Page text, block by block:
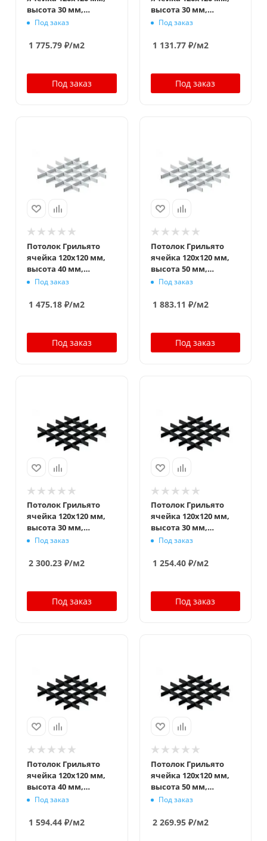
высота 30 мм,
ширина 5 мм, белый
Под заказ
1 775.79 ₽/м2
Под заказ
высота 30 мм,
ширина 10 мм, белый
Под заказ
1 131.77₽/м2
Под заказ
Потолок Грильято
ячейка 120x120 мм,
высота 40 мм,
ширина 10 мм, белый
Под заказ
1 475.18 ₽/м2
Под заказ
Потолок Грильято
ячейка 120x120 мм,
высота 50 мм,
ширина 10 мм, белый
Под заказ
1 883.11 ₽/м2
Под заказ
Потолок Грильято
ячейка 120x120 мм,
высота 30 мм,
ширина 5 мм,
Под заказ
2 300.23 ₽/м2
Под заказ
Потолок Грильято
ячейка 120x120 мм,
высота 30 мм,
ширина 10 мм,
Под заказ
1 254.40₽/м2
Под заказ
Потолок Грильято
ячейка 120x120 мм,
высота 40 мм,
ширина 10 мм,
Под заказ
1 594.44 ₽/м2
Потолок Грильято
ячейка 120x120 мм,
высота 50 мм,
ширина 10 мм,
Под заказ
2 269.95₽/м2